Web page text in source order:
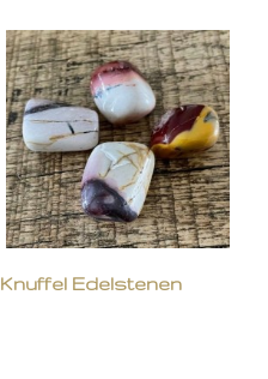
Knuffel Edelstenen